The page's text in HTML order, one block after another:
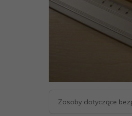
Zasoby dotyczące